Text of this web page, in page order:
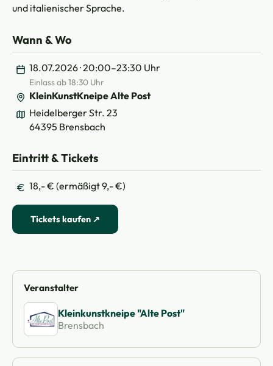
und italienischer Sprache.
Wann & Wo
18.07.2026 · 20:00–23:30 Uhr
Einlass ab 18:30 Uhr
KleinKunstKneipe Alte Post
Heidelberger Str. 23
64395 Brensbach
Eintritt & Tickets
18,- € (ermäßigt 9,- €)
Tickets kaufen ↗
Veranstalter
Kleinkunstkneipe "Alte Post"
Brensbach